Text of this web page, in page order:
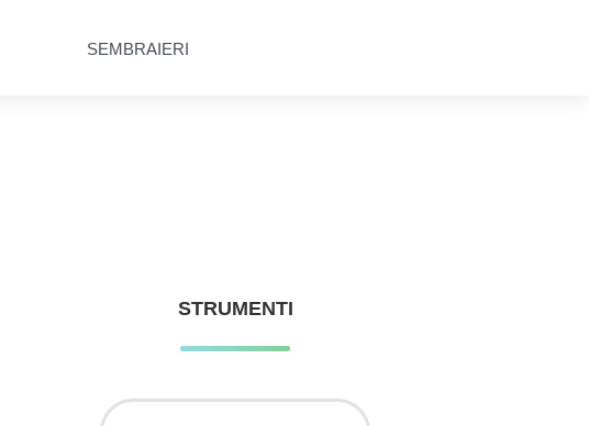
SEMBRAIERI
STRUMENTI
Ricerca